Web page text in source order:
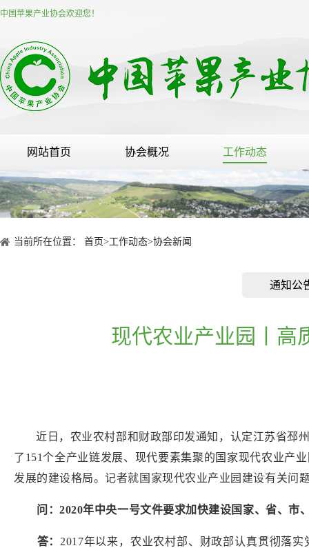
中国苹果产业协会欢迎您！
网站首页 协会概况 工作动态
当前所在位置： 首页>工作动态>协会新闻
通知公
现代农业产业园丨高
近日，农业农村部和财政部印发通知，认定江苏省邳
了 151个全产业链发展、现代要素集聚的国家现代农业产
发展的建设格局。记者就国家现代农业产业园建设有关问
问：2020年中央一号文件要求加快建设国家、省、市
答： 2017年以来，农业农村部、财政部认真贯彻落